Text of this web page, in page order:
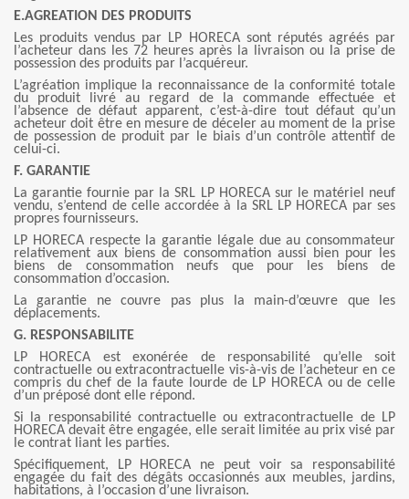
E.AGREATION DES PRODUITS
Les produits vendus par LP HORECA sont réputés agréés par
l’acheteur dans les 72 heures après la livraison ou la prise de
possession des produits par l’acquéreur.
L’agréation implique la reconnaissance de la conformité totale
du produit livré au regard de la commande effectuée et
l’absence de défaut apparent, c’est-à-dire tout défaut qu’un
acheteur doit être en mesure de déceler au moment de la prise
de possession de produit par le biais d’un contrôle attentif de
celui-ci.
F. GARANTIE
La garantie fournie par la SRL LP HORECA sur le matériel neuf
vendu, s’entend de celle accordée à la SRL LP HORECA par ses
propres fournisseurs.
LP HORECA respecte la garantie légale due au consommateur
relativement aux biens de consommation aussi bien pour les
biens de consommation neufs que pour les biens de
consommation d’occasion.
La garantie ne couvre pas plus la main-d’œuvre que les
déplacements.
G. RESPONSABILITE
LP HORECA est exonérée de responsabilité qu’elle soit
contractuelle ou extracontractuelle vis-à-vis de l’acheteur en ce
compris du chef de la faute lourde de LP HORECA ou de celle
d’un préposé dont elle répond.
Si la responsabilité contractuelle ou extracontractuelle de LP
HORECA devait être engagée, elle serait limitée au prix visé par
le contrat liant les parties.
Spécifiquement, LP HORECA ne peut voir sa responsabilité
engagée du fait des dégâts occasionnés aux meubles, jardins,
habitations, à l’occasion d’une livraison.